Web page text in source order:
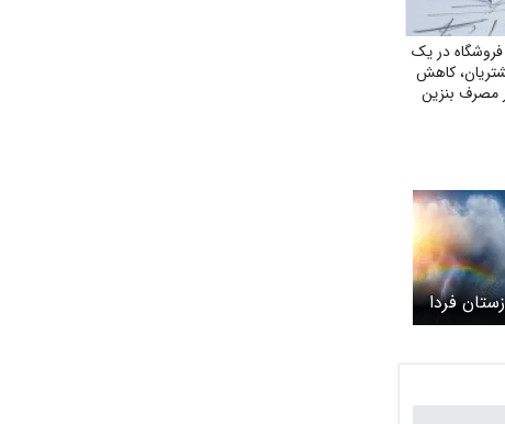
در یک
کاهش
مصرف بنزین
فردا
«قابل